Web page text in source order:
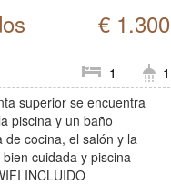
€ 1.300
1
1
superior se encuentra
piscina y un baño
cocina, el salón y la
cuidada y piscina
INCLUIDO